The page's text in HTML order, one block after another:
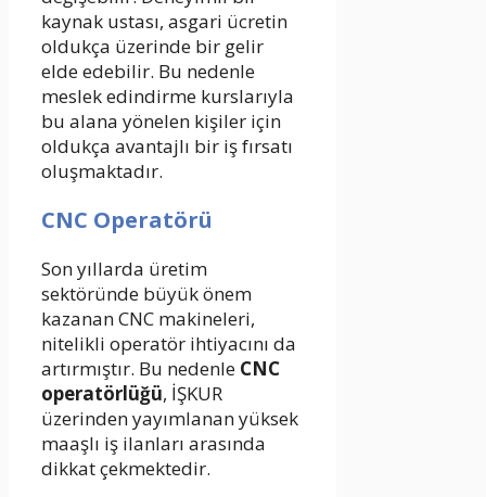
kaynak ustası, asgari ücretin
oldukça üzerinde bir gelir
elde edebilir. Bu nedenle
meslek edindirme kurslarıyla
bu alana yönelen kişiler için
oldukça avantajlı bir iş fırsatı
oluşmaktadır.
CNC Operatörü
Son yıllarda üretim
sektöründe büyük önem
kazanan CNC makineleri,
nitelikli operatör ihtiyacını da
artırmıştır. Bu nedenle CNC
operatörlüğü, İŞKUR
üzerinden yayımlanan yüksek
maaşlı iş ilanları arasında
dikkat çekmektedir.